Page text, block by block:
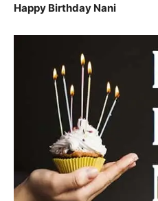
Happy Birthday Nani